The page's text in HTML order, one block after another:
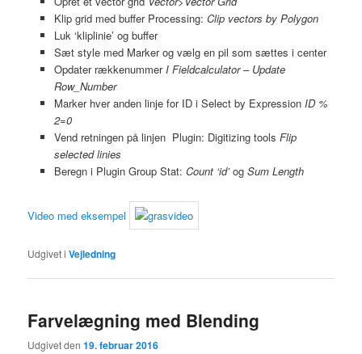
Klip grid med buffer Processing: Clip vectors by Polygon
Luk ‘kliplinie’ og buffer
Sæt style med Marker og vælg en pil som sættes i center
Opdater rækkenummerI Fieldcalculator – Update
Row_Number
Marker hver anden linje for ID i Select by ExpressionID %
2=0
Vend retningen på linjen Plugin: Digitizing tools Flip
selected linies
Beregn i Plugin Group Stat: Count ‘id’og Sum Length
Video med eksempel
Udgivet i Vejledning
Farvelægning med Blending
Udgivet den19. februar 2016